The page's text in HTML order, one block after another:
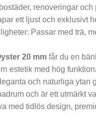
renoveringar
ett ljust och exklusivt
Passar med trä,
20 mm får du en
estetik med hög
och naturliga ytan
och är ett utmärkt
med tidlös design,